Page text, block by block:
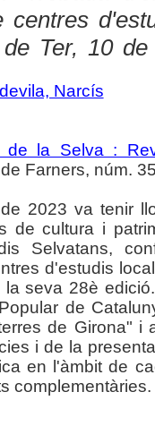
centres
Ter, 10
Narcís
de la Selva :
Farners, núm.
2023 va tenir
de cultura i
Selvatans,
d'estudis
la seva 28è
de
de Girona" i
i de la
en l'àmbit de
complementàries.